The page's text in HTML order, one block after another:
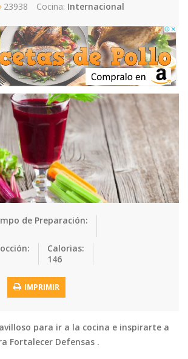
Frutas Galletas
Helados Hot Dogs
Mariscos Mermeladas Muffins
Niños Pastas Pasteles
Pizzas Platos Fue… Pollo
de… Recetas Do… Recetas Fá…
Recetas Na…
Sandwiches Snacks
Tacos
Vegetarian…
23938 Cocina: Internacional
de Preparación:
Calorias:
146
IMPRIMIR
para ir a la cocina e inspirarte a
Fortalecer Defensas .